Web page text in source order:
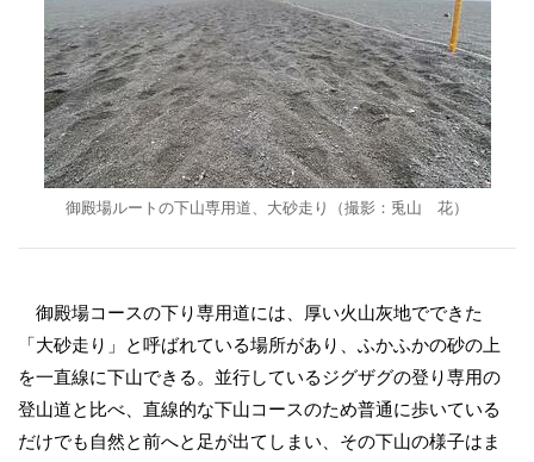
御殿場ルートの下山専用道、大砂走り（撮影：兎山 花）
御殿場コースの下り専用道には、厚い火山灰地でできた
「大砂走り」と呼ばれている場所があり、ふかふかの砂の上
を一直線に下山できる。並行しているジグザグの登り専用の
登山道と比べ、直線的な下山コースのため普通に歩いている
だけでも自然と前へと足が出てしまい、その下山の様子はま